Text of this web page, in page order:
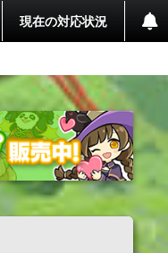
現在の対応状況